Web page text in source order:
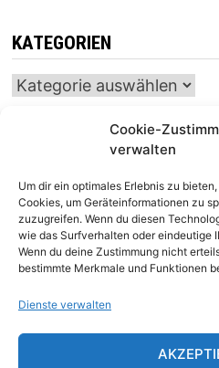
Cookie-
verwalten
Um dir ein optimales Erlebnis zu
Cookies, um Geräteinformationen zu
zuzugreifen. Wenn du diesen
wie das Surfverhalten oder eindeutige
Wenn du deine Zustimmung nicht
bestimmte Merkmale und Funktionen
Dienste verwalten
KATEGORIEN
Kategorien